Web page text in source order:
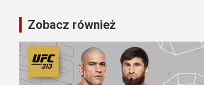
Zobacz również